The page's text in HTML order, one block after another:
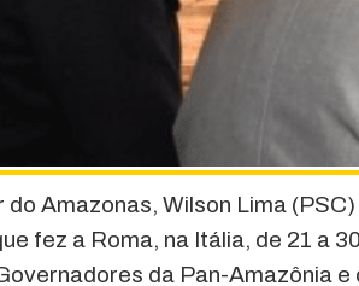
do Amazonas, Wilson Lima
fez a Roma, na Itália, de 21 a
da Pan-Amazônia